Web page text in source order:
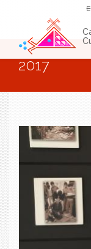
Pasar al contenido
2017
Se